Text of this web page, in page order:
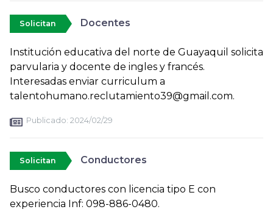
Solicitan Docentes
Institución educativa del norte de Guayaquil solicita
parvularia y docente de ingles y francés.
Interesadas enviar curriculum a
talentohumano.reclutamiento39@gmail.com.
Publicado: 2024/02/29
Solicitan Conductores
Busco conductores con licencia tipo E con
experiencia Inf: 098-886-0480.